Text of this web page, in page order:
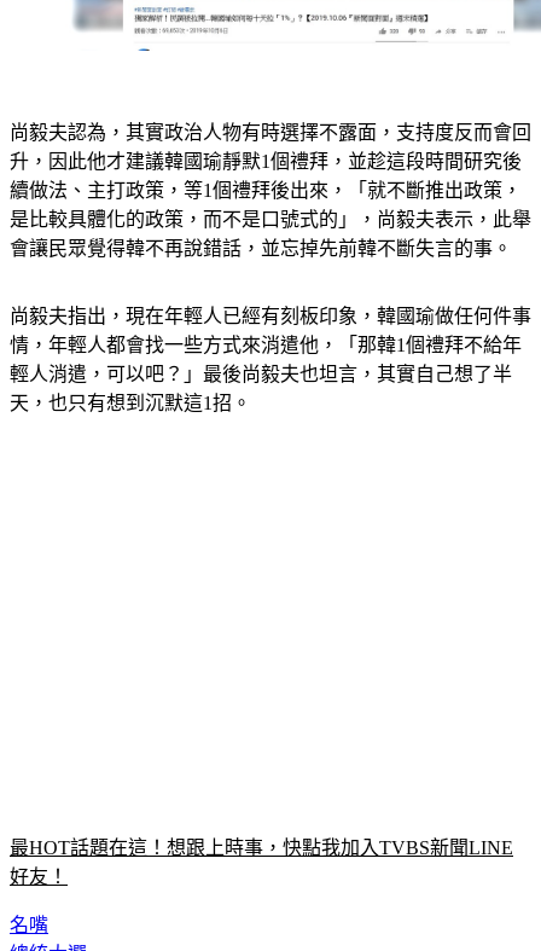
尚毅夫認為，其實政治人物有時選擇不露面，支持度反而會回
升，因此他才建議韓國瑜靜默1個禮拜，並趁這段時間研究後
續做法、主打政策，等1個禮拜後出來，「就不斷推出政策，
是比較具體化的政策，而不是口號式的」，尚毅夫表示，此舉
會讓民眾覺得韓不再說錯話，並忘掉先前韓不斷失言的事。
尚毅夫指出，現在年輕人已經有刻板印象，韓國瑜做任何件事
情，年輕人都會找一些方式來消遣他，「那韓1個禮拜不給年
輕人消遣，可以吧？」最後尚毅夫也坦言，其實自己想了半
天，也只有想到沉默這1招。
最HOT話題在這！想跟上時事，快點我加入TVBS新聞LINE
好友！
名嘴